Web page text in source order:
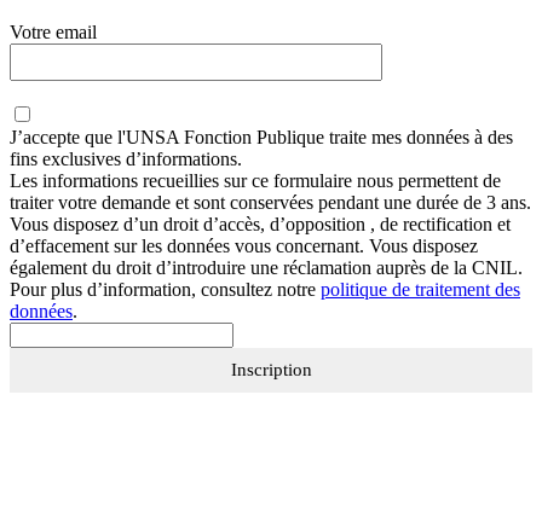
Votre email
J’accepte que l'UNSA Fonction Publique traite mes données à des
fins exclusives d’informations.
Les informations recueillies sur ce formulaire nous permettent de
traiter votre demande et sont conservées pendant une durée de 3 ans.
Vous disposez d’un droit d’accès, d’opposition , de rectification et
d’effacement sur les données vous concernant. Vous disposez
également du droit d’introduire une réclamation auprès de la CNIL.
Pour plus d’information, consultez notre politique de traitement des
données.
Inscription